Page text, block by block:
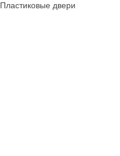
Пластиковые двери